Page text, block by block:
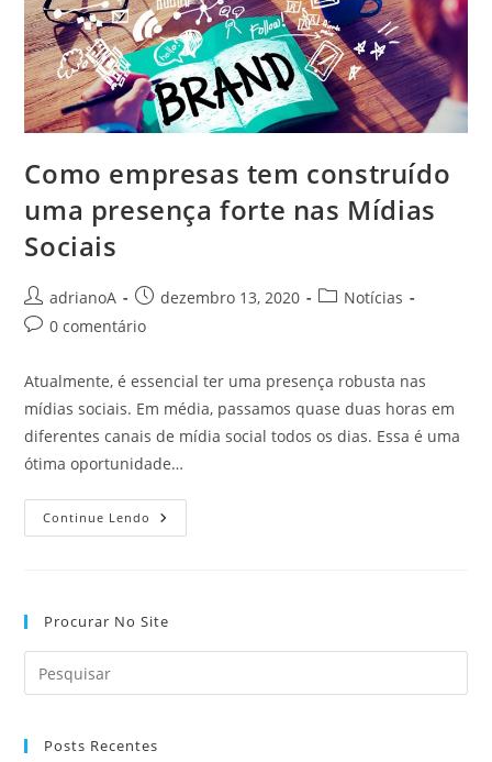
Como empresas tem construído
uma presença forte nas Mídias
Sociais
Autor
do
adrianoA
Post
publicado:
dezembro 13, 2020
Categoria
Notícias
Comentários
post:
0 comentário
Atualmente, é essencial ter uma presença robusta nas
mídias sociais. Em média, passamos quase duas horas em
diferentes canais de mídia social todos os dias. Essa é uma
ótima oportunidade…
Continue Lendo Como
Empresas
Nas
Sociais
Procurar No Site
Posts Recentes